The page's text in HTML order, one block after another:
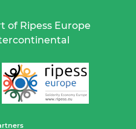
of Ripess Europe